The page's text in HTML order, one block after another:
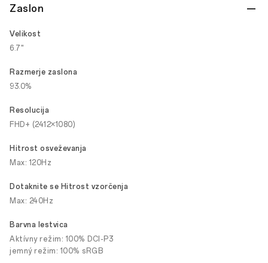
Zaslon
Velikost
6.7"
Razmerje zaslona
93.0%
Resolucija
FHD+ (2412×1080)
Hitrost osveževanja
Max: 120Hz
Dotaknite se Hitrost vzorčenja
Max: 240Hz
Barvna lestvica
Aktívny režim: 100% DCI-P3
jemný režim: 100% sRGB